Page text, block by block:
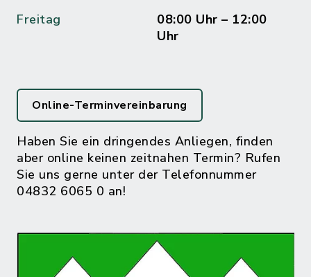
Freitag
08:00 Uhr – 12:00
Uhr
Online-Terminvereinbarung
Haben Sie ein dringendes Anliegen, finden
aber online keinen zeitnahen Termin? Rufen
Sie uns gerne unter der Telefonnummer
04832 6065 0 an!